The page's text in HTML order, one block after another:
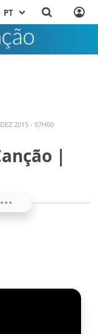
PT
2015 - 07H00
|